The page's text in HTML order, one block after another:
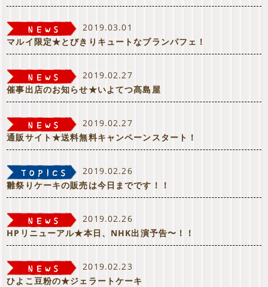
2019.03.01
マルイ限定★とびきりキュートなブランパフェ！
2019.02.27
催事出店のお知らせ★いよてつ髙島屋
2019.02.27
通販サイト★送料無料キャンペーンスタート！
2019.02.26
雛祭りケーキの販売は今日までです！！
2019.02.26
HPリニューアル★本日、NHK出演予告〜！！
2019.02.23
ひよこ豆粉の★ジェラートケーキ